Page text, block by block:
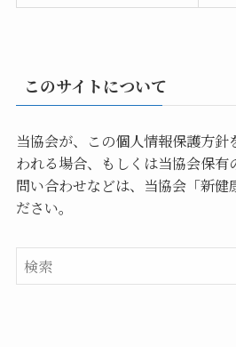
このサイトについて
当協会が、この個人情報保護方
われる場合、もしくは当協会保有
問い合わせなどは、当協会「新健
ださい。